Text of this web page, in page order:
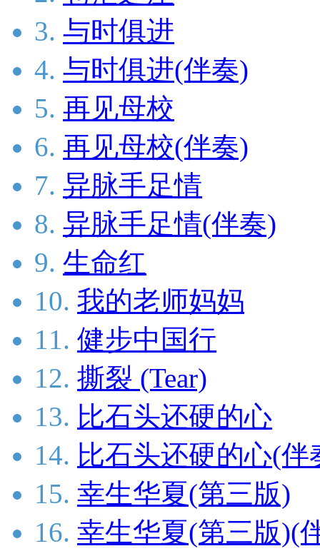
3. 与时俱进
4. 与时俱进(伴奏)
5. 再见母校
6. 再见母校(伴奏)
7. 异脉手足情
8. 异脉手足情(伴奏)
9. 生命红
10. 我的老师妈妈
11. 健步中国行
12. 撕裂 (Tear)
13. 比石头还硬的心
14. 比石头还硬的心(伴
15. 幸生华夏(第三版)
16. 幸生华夏(第三版)(